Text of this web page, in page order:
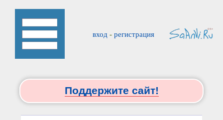
вход - регистрация
Поддержите сайт!